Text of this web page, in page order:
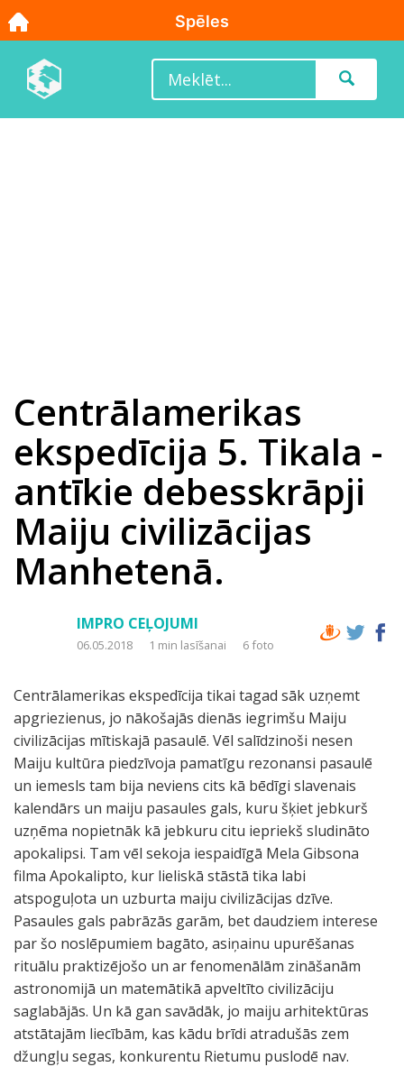
Centrālamerikas
ekspedīcija 5. Tikala -
antīkie debesskrāpji
Maiju civilizācijas
Manhetenā.
IMPRO CEĻOJUMI
06.05.2018 1 min lasīšanai 6 foto
Centrālamerikas ekspedīcija tikai tagad sāk uzņemt
apgriezienus, jo nākošajās dienās iegrimšu Maiju
civilizācijas mītiskajā pasaulē. Vēl salīdzinoši nesen
Maiju kultūra piedzīvoja pamatīgu rezonansi pasaulē
un iemesls tam bija neviens cits kā bēdīgi slavenais
kalendārs un maiju pasaules gals, kuru šķiet jebkurš
uzņēma nopietnāk kā jebkuru citu iepriekš sludināto
apokalipsi. Tam vēl sekoja iespaidīgā Mela Gibsona
filma Apokalipto, kur lieliskā stāstā tika labi
atspoguļota un uzburta maiju civilizācijas dzīve.
Pasaules gals pabrāzās garām, bet daudziem interese
par šo noslēpumiem bagāto, asiņainu upurēšanas
rituālu praktizējošo un ar fenomenālām zināšanām
astronomijā un matemātikā apveltīto civilizāciju
saglabājās. Un kā gan savādāk, jo maiju arhitektūras
atstātajām liecībām, kas kādu brīdi atradušās zem
džungļu segas, konkurentu Rietumu puslodē nav.